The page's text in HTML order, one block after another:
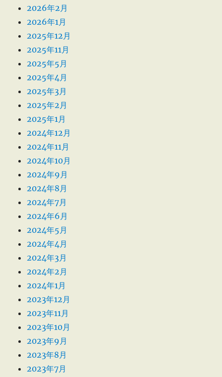
2026年2月
2026年1月
2025年12月
2025年11月
2025年5月
2025年4月
2025年3月
2025年2月
2025年1月
2024年12月
2024年11月
2024年10月
2024年9月
2024年8月
2024年7月
2024年6月
2024年5月
2024年4月
2024年3月
2024年2月
2024年1月
2023年12月
2023年11月
2023年10月
2023年9月
2023年8月
2023年7月